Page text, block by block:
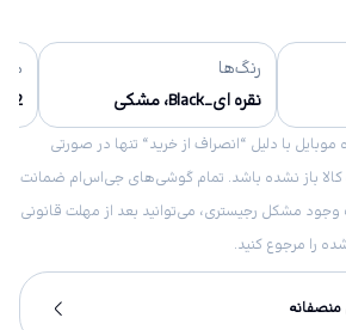
رنگ‌ها
نقره ای_Black، مشکی
2 مگا پیکسل, 1200 × 1600 پیکسل
موبایل با دلیل “انصراف از خرید“ تنها در صورتی
باز نشده باشد. تمام گوشی‌های جی‌اس‌ام ضمانت
مشکل رجیستری، می‌توانید بعد از مهلت قانونی
منصفانه